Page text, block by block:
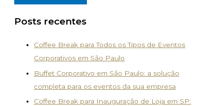
Posts recentes
Coffee Break para Todos os Tipos de Eventos
Corporativos em São Paulo
Buffet Corporativo em São Paulo: a solução
completa para os eventos da sua empresa
Coffee Break para Inauguração de Loja em SP: